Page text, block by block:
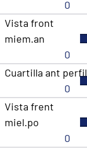
0
Vista front
miem.an
0
Cuartilla ant perfil
0
Vista frent
miel.po
0